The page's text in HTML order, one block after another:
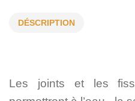
ENTREPRENEUR SPÉCIALISÉ
RESIDENTIEL
DÉSCRIPTION
Les joints et les